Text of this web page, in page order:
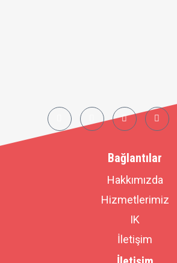
Bağlantılar
Hakkımızda
Hizmetlerimiz
IK
İletişim